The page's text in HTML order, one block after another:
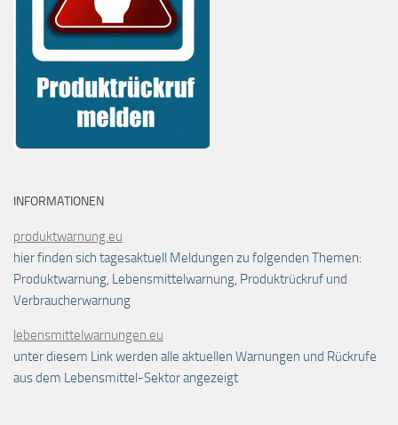
INFORMATIONEN
produktwarnung.eu
hier finden sich tagesaktuell Meldungen zu folgenden Themen:
Produktwarnung, Lebensmittelwarnung, Produktrückruf und
Verbraucherwarnung
lebensmittelwarnungen.eu
unter diesem Link werden alle aktuellen Warnungen und Rückrufe
aus dem Lebensmittel-Sektor angezeigt